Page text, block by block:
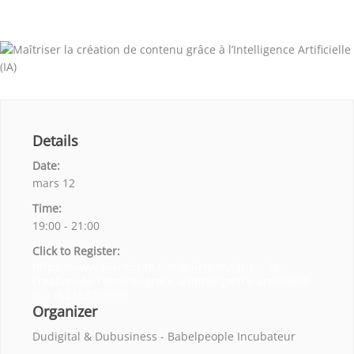
Details
Date:
mars 12
Time:
19:00 - 21:00
Click to Register:
Organizer
Dudigital & Dubusiness - Babelpeople Incubateur